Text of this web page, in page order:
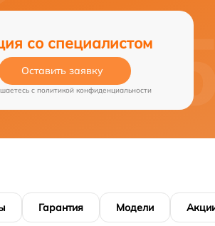
со специалистом
Оставить заявку
c политикой конфиденциальности
Гарантия Модели